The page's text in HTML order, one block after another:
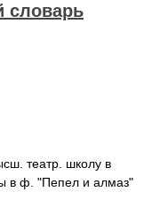
словарь
театр. школу в
в ф. "Пепел и алмаз"